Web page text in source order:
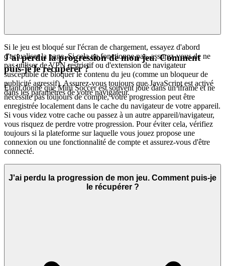
Si le jeu est bloqué sur l'écran de chargement, essayez d'abord
d'actualiser la page. Si cela ne fonctionne pas, assurez-vous de ne
pas utiliser de VPN restrictif ou d'extension de navigateur
susceptible de bloquer le contenu du jeu (comme un bloqueur de
publicité agressif). Assurez-vous toujours que JavaScript est activé
dans les paramètres de votre navigateur.
J'ai perdu la progression de mon jeu. Comment
puis-je le récupérer ?
Étant donné que Mini Soccer est souvent joué dans un iframe et ne
nécessite pas toujours de compte, votre progression peut être
enregistrée localement dans le cache du navigateur de votre appareil.
Si vous videz votre cache ou passez à un autre appareil/navigateur,
vous risquez de perdre votre progression. Pour éviter cela, vérifiez
toujours si la plateforme sur laquelle vous jouez propose une
connexion ou une fonctionnalité de compte et assurez-vous d'être
connecté.
J'ai perdu la progression de mon jeu. Comment puis-je
le récupérer ?